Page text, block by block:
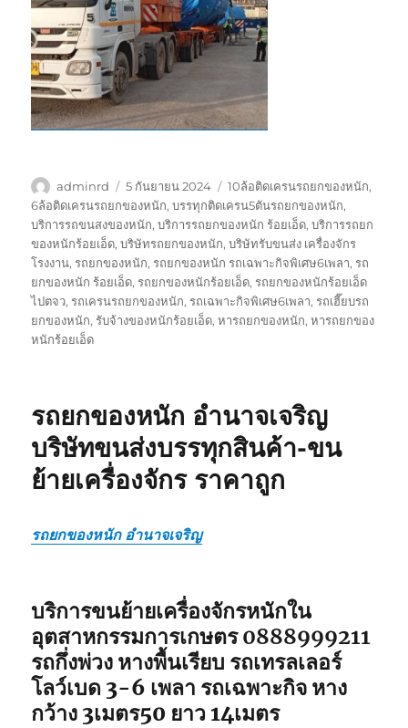
ผู้
เขียน
adminrd
เขียน
เมื่อ
5 กันยายน 2024
ป้าย
กำกับ
10ล้อติดเครนรถยกของหนัก,
6ล้อติดเครนรถยกของหนัก,บรรทุกติดเครน5ตันรถยกของหนัก,
บริการรถขนสงของหนัก,บริการรถยกของหนัก ร้อยเอ็ด,บริการรถยก
ของหนักร้อยเอ็ด,บริษัทรถยกของหนัก,บริษัทรับขนส่ง เครื่องจักร
โรงงาน,รถยกของหนัก,รถยกของหนัก รถเฉพาะกิจพิเศษ6เพลา,รถ
ยกของหนัก ร้อยเอ็ด,รถยกของหนักร้อยเอ็ด,รถยกของหนักร้อยเอ็ด
ไปตจว,รถเครนรถยกของหนัก,รถเฉพาะกิจพิเศษ6เพลา,รถเฮี๊ยบรถ
ยกของหนัก,รับจ้างของหนักร้อยเอ็ด,หารถยกของหนัก,หารถยกของ
หนักร้อยเอ็ด
รถยกของหนัก อำนาจเจริญ
บริษัทขนส่งบรรทุกสินค้า-ขน
ย้ายเครื่องจักร ราคาถูก
รถยกของหนัก อำนาจเจริญ
บริการขนย้ายเครื่องจักรหนักใน
อุตสาหกรรมการเกษตร 0888999211
รถกึ่งพ่วง หางพื้นเรียบ รถเทรลเลอร์
โลว์เบด 3-6 เพลา รถเฉพาะกิจ หาง
กว้าง 3เมตร50 ยาว 14เมตร